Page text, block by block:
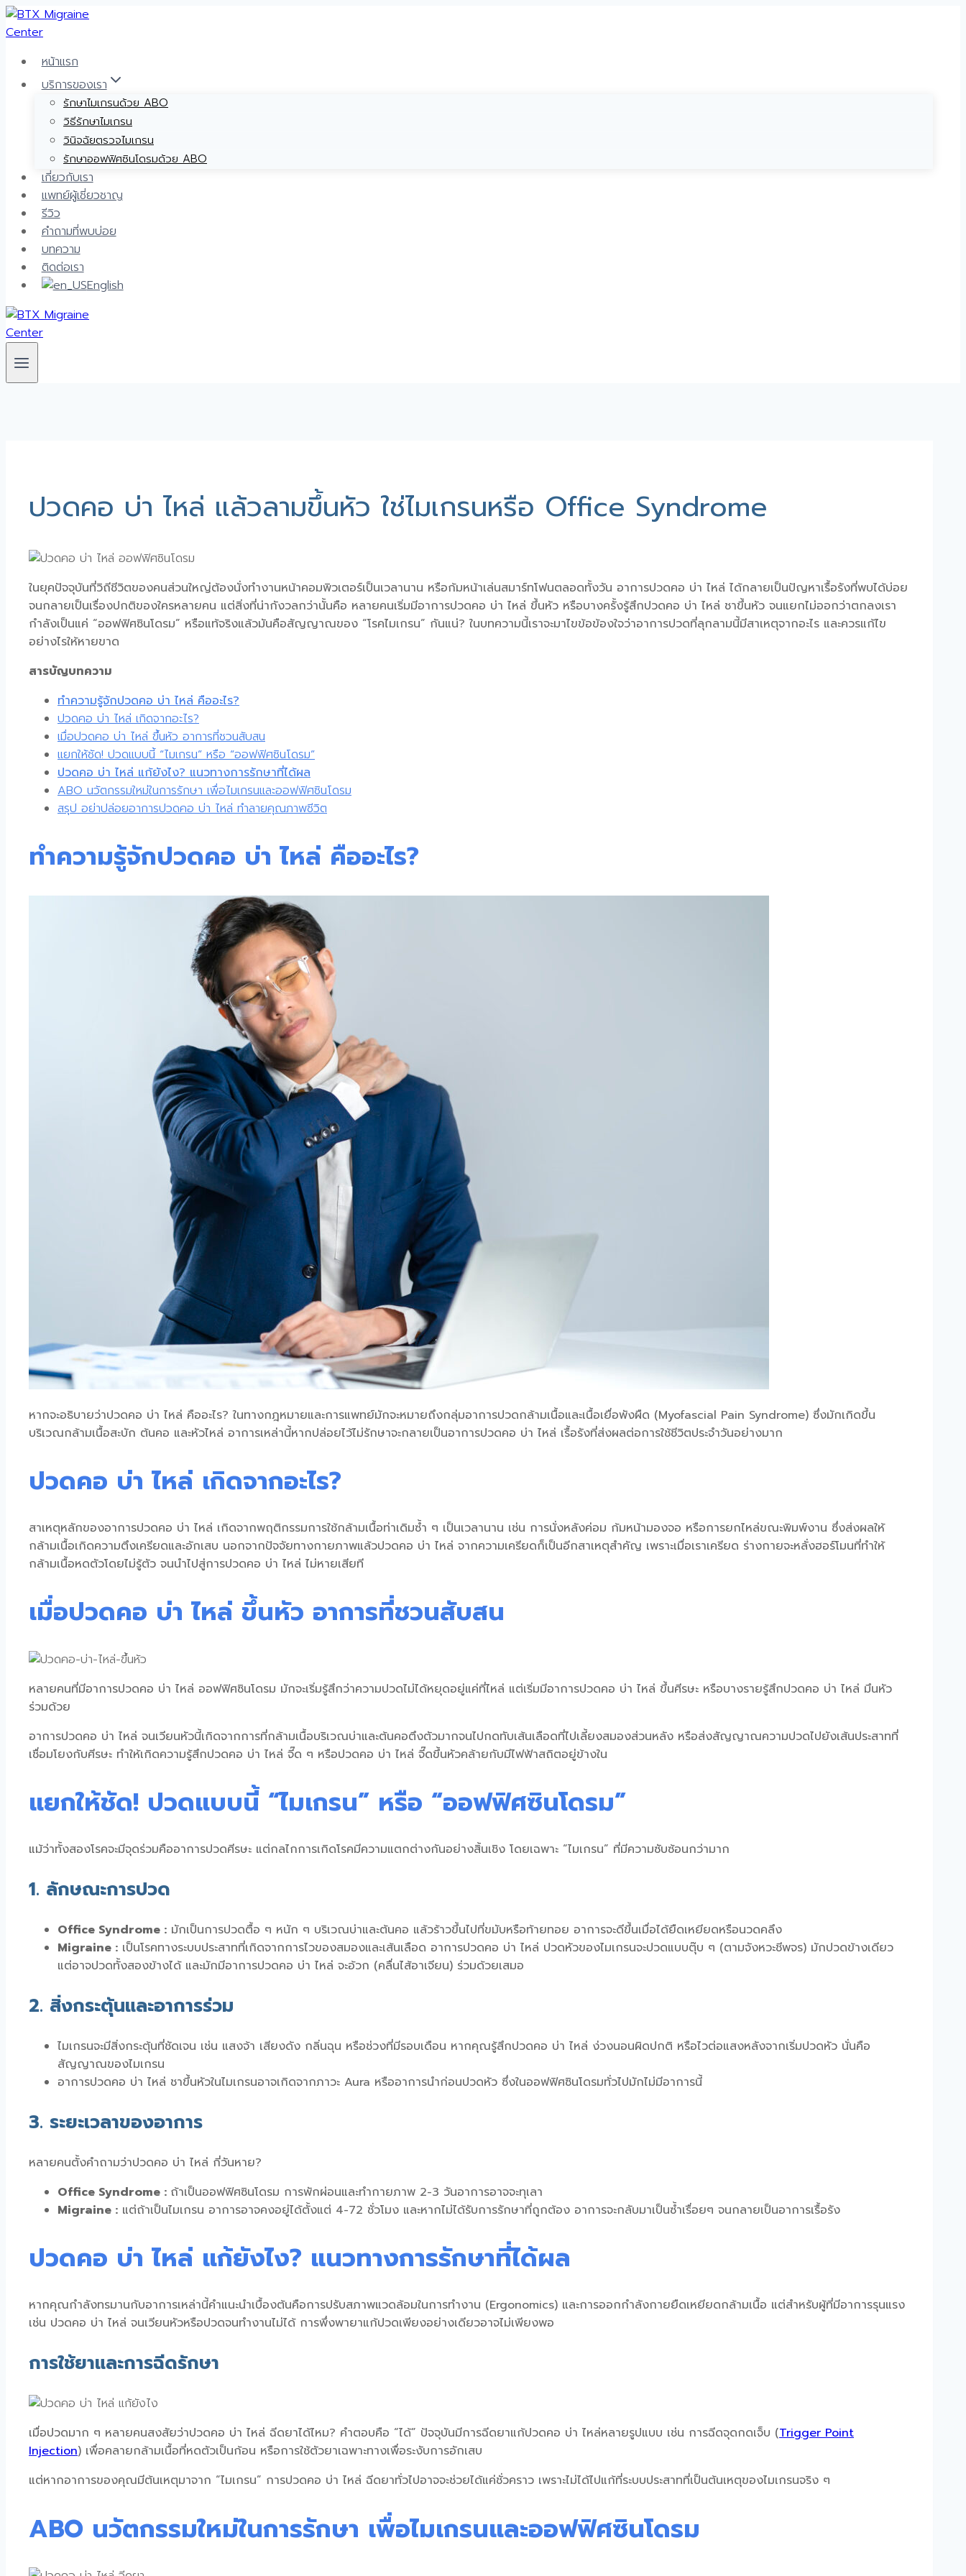
Skip
to
หน้าแรก
บริการของเรา
รักษาไมเกรนด้วย ABO
วิธีรักษาไมเกรน
วินิจฉัยตรวจไมเกรน
รักษาออฟฟิศซินโดรมด้วย ABO
เกี่ยวกับเรา
แพทย์ผู้เชี่ยวชาญ
รีวิว
คำถามที่พบบ่อย
บทความ
ติดต่อเรา
English
ปวดคอ บ่า ไหล่ แล้วลามขึ้นหัว ใช่ไมเกรนหรือ Office Syndrome
ในยุคปัจจุบันที่วิถีชีวิตของคนส่วนใหญ่ต้องนั่งทำงานหน้าคอมพิวเตอร์เป็นเวลานาน หรือก้มหน้าเล่นสมาร์ทโฟนตลอดทั้งวัน อาการปวดคอ บ่า ไหล่ ได้กลายเป็นปัญหาเรื้อรังที่พบได้บ่อย
จนกลายเป็นเรื่องปกติของใครหลายคน แต่สิ่งที่น่ากังวลกว่านั้นคือ หลายคนเริ่มมีอาการปวดคอ บ่า ไหล่ ขึ้นหัว หรือบางครั้งรู้สึกปวดคอ บ่า ไหล่ ชาขึ้นหัว จนแยกไม่ออกว่าตกลงเรา
กำลังเป็นแค่ “ออฟฟิศซินโดรม” หรือแท้จริงแล้วมันคือสัญญาณของ “โรคไมเกรน” กันแน่? ในบทความนี้เราจะมาไขข้อข้องใจว่าอาการปวดที่ลุกลามนี้มีสาเหตุจากอะไร และควรแก้ไข
อย่างไรให้หายขาด
สารบัญบทความ
ทำความรู้จักปวดคอ บ่า ไหล่ คืออะไร?
ปวดคอ บ่า ไหล่ เกิดจากอะไร?
เมื่อปวดคอ บ่า ไหล่ ขึ้นหัว อาการที่ชวนสับสน
แยกให้ชัด! ปวดแบบนี้ “ไมเกรน” หรือ “ออฟฟิศซินโดรม”
ปวดคอ บ่า ไหล่ แก้ยังไง? แนวทางการรักษาที่ได้ผล
ABO นวัตกรรมใหม่ในการรักษา เพื่อไมเกรนและออฟฟิศซินโดรม
สรุป อย่าปล่อยอาการปวดคอ บ่า ไหล่ ทำลายคุณภาพชีวิต
ทำความรู้จักปวดคอ บ่า ไหล่ คืออะไร?
หากจะอธิบายว่าปวดคอ บ่า ไหล่ คืออะไร? ในทางกฎหมายและการแพทย์มักจะหมายถึงกลุ่มอาการปวดกล้ามเนื้อและเนื้อเยื่อพังผืด (Myofascial Pain Syndrome) ซึ่งมักเกิดขึ้น
บริเวณกล้ามเนื้อสะบัก ต้นคอ และหัวไหล่ อาการเหล่านี้หากปล่อยไว้ไม่รักษาจะกลายเป็นอาการปวดคอ บ่า ไหล่ เรื้อรังที่ส่งผลต่อการใช้ชีวิตประจำวันอย่างมาก
ปวดคอ บ่า ไหล่ เกิดจากอะไร?
สาเหตุหลักของอาการปวดคอ บ่า ไหล่ เกิดจากพฤติกรรมการใช้กล้ามเนื้อท่าเดิมซ้ำ ๆ เป็นเวลานาน เช่น การนั่งหลังค่อม ก้มหน้ามองจอ หรือการยกไหล่ขณะพิมพ์งาน ซึ่งส่งผลให้
กล้ามเนื้อเกิดความตึงเครียดและอักเสบ นอกจากปัจจัยทางกายภาพแล้วปวดคอ บ่า ไหล่ จากความเครียดก็เป็นอีกสาเหตุสำคัญ เพราะเมื่อเราเครียด ร่างกายจะหลั่งฮอร์โมนที่ทำให้
กล้ามเนื้อหดตัวโดยไม่รู้ตัว จนนำไปสู่การปวดคอ บ่า ไหล่ ไม่หายเสียที
เมื่อปวดคอ บ่า ไหล่ ขึ้นหัว อาการที่ชวนสับสน
หลายคนที่มีอาการปวดคอ บ่า ไหล่ ออฟฟิศซินโดรม มักจะเริ่มรู้สึกว่าความปวดไม่ได้หยุดอยู่แค่ที่ไหล่ แต่เริ่มมีอาการปวดคอ บ่า ไหล่ ขึ้นศีรษะ หรือบางรายรู้สึกปวดคอ บ่า ไหล่ มึนหัว
ร่วมด้วย
อาการปวดคอ บ่า ไหล่ จนเวียนหัวนี้เกิดจากการที่กล้ามเนื้อบริเวณบ่าและต้นคอตึงตัวมากจนไปกดทับเส้นเลือดที่ไปเลี้ยงสมองส่วนหลัง หรือส่งสัญญาณความปวดไปยังเส้นประสาทที่
เชื่อมโยงกับศีรษะ ทำให้เกิดความรู้สึกปวดคอ บ่า ไหล่ จี๊ด ๆ หรือปวดคอ บ่า ไหล่ จี๊ดขึ้นหัวคล้ายกับมีไฟฟ้าสถิตอยู่ข้างใน
แยกให้ชัด! ปวดแบบนี้ “ไมเกรน” หรือ “ออฟฟิศซินโดรม”
แม้ว่าทั้งสองโรคจะมีจุดร่วมคืออาการปวดศีรษะ แต่กลไกการเกิดโรคมีความแตกต่างกันอย่างสิ้นเชิง โดยเฉพาะ “ไมเกรน” ที่มีความซับซ้อนกว่ามาก
1. ลักษณะการปวด
Office Syndrome : มักเป็นการปวดตื้อ ๆ หนัก ๆ บริเวณบ่าและต้นคอ แล้วร้าวขึ้นไปที่ขมับหรือท้ายทอย อาการจะดีขึ้นเมื่อได้ยืดเหยียดหรือนวดคลึง
Migraine : เป็นโรคทางระบบประสาทที่เกิดจากการไวของสมองและเส้นเลือด อาการปวดคอ บ่า ไหล่ ปวดหัวของไมเกรนจะปวดแบบตุ๊บ ๆ (ตามจังหวะชีพจร) มักปวดข้างเดียว
แต่อาจปวดทั้งสองข้างได้ และมักมีอาการปวดคอ บ่า ไหล่ จะอ้วก (คลื่นไส้อาเจียน) ร่วมด้วยเสมอ
2. สิ่งกระตุ้นและอาการร่วม
ไมเกรนจะมีสิ่งกระตุ้นที่ชัดเจน เช่น แสงจ้า เสียงดัง กลิ่นฉุน หรือช่วงที่มีรอบเดือน หากคุณรู้สึกปวดคอ บ่า ไหล่ ง่วงนอนผิดปกติ หรือไวต่อแสงหลังจากเริ่มปวดหัว นั่นคือ
สัญญาณของไมเกรน
อาการปวดคอ บ่า ไหล่ ชาขึ้นหัวในไมเกรนอาจเกิดจากภาวะ Aura หรืออาการนำก่อนปวดหัว ซึ่งในออฟฟิศซินโดรมทั่วไปมักไม่มีอาการนี้
3. ระยะเวลาของอาการ
หลายคนตั้งคำถามว่าปวดคอ บ่า ไหล่ กี่วันหาย?
Office Syndrome : ถ้าเป็นออฟฟิศซินโดรม การพักผ่อนและทำกายภาพ 2-3 วันอาการอาจจะทุเลา
Migraine : แต่ถ้าเป็นไมเกรน อาการอาจคงอยู่ได้ตั้งแต่ 4-72 ชั่วโมง และหากไม่ได้รับการรักษาที่ถูกต้อง อาการจะกลับมาเป็นซ้ำเรื่อยๆ จนกลายเป็นอาการเรื้อรัง
ปวดคอ บ่า ไหล่ แก้ยังไง? แนวทางการรักษาที่ได้ผล
หากคุณกำลังทรมานกับอาการเหล่านี้คำแนะนำเบื้องต้นคือการปรับสภาพแวดล้อมในการทำงาน (Ergonomics) และการออกกำลังกายยืดเหยียดกล้ามเนื้อ แต่สำหรับผู้ที่มีอาการรุนแรง
เช่น ปวดคอ บ่า ไหล่ จนเวียนหัวหรือปวดจนทำงานไม่ได้ การพึ่งพายาแก้ปวดเพียงอย่างเดียวอาจไม่เพียงพอ
การใช้ยาและการฉีดรักษา
เมื่อปวดมาก ๆ หลายคนสงสัยว่าปวดคอ บ่า ไหล่ ฉีดยาได้ไหม? คำตอบคือ “ได้” ปัจจุบันมีการฉีดยาแก้ปวดคอ บ่า ไหล่หลายรูปแบบ เช่น การฉีดจุดกดเจ็บ (Trigger Point
Injection) เพื่อคลายกล้ามเนื้อที่หดตัวเป็นก้อน หรือการใช้ตัวยาเฉพาะทางเพื่อระงับการอักเสบ
แต่หากอาการของคุณมีต้นเหตุมาจาก “ไมเกรน” การปวดคอ บ่า ไหล่ ฉีดยาทั่วไปอาจจะช่วยได้แค่ชั่วคราว เพราะไม่ได้ไปแก้ที่ระบบประสาทที่เป็นต้นเหตุของไมเกรนจริง ๆ
ABO นวัตกรรมใหม่ในการรักษา เพื่อไมเกรนและออฟฟิศซินโดรม